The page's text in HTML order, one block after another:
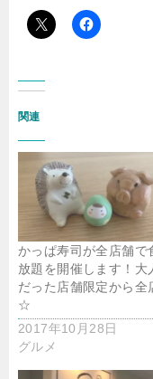
関連
かっぱ寿司が全店舗で
放題を開催します！大
だった店舗限定から全
☆
2017年10月28日
グルメ